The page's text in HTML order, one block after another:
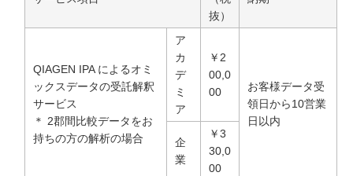
抜）
QIAGEN IPA によるオミ
ックスデータの受託解釈
サービス
＊ 2郡間比較データをお
持ちの方の解析の場合
ア
カ
デ
ミ
ア
￥2
00,0
00
お客様データ受
領日から10営業
日以内
企
業
￥3
30,0
00